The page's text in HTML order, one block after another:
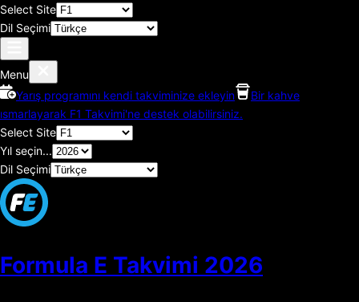
Select Site
Dil Seçimi
Menu
Yarış programını kendi takviminize ekleyin
Bir kahve
ısmarlayarak F1 Takvimi'ne destek olabilirsiniz.
Select Site
Yıl seçin...
Dil Seçimi
Formula E Takvimi 2026